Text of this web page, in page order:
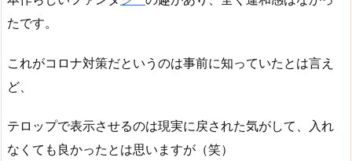
たです。
これがコロナ対策だというのは事前に知っていたとは言え
ど、
テロップで表示させるのは現実に戻された気がして、入れ
なくても良かったとは思いますが（笑）